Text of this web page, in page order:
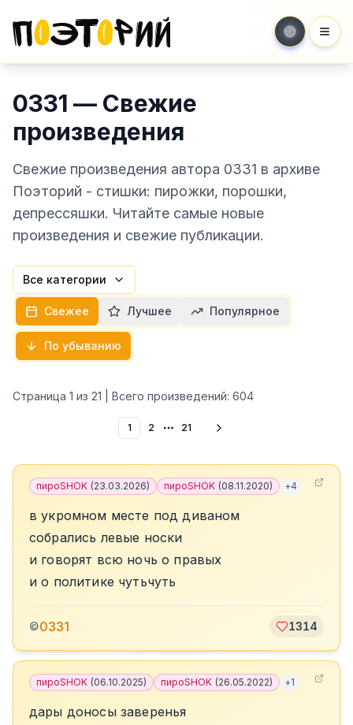
0331 — Свежие
произведения
Свежие произведения автора 0331 в архиве
Поэторий - стишки: пирожки, порошки,
депрессяшки. Читайте самые новые
произведения и свежие публикации.
Все категории
Свежее Лучшее Популярное
По убыванию
Страница 1 из 21 | Всего произведений: 604
1 2 More pages
21
пироSHOK (23.03.2026) пироSHOK (08.11.2020) +4
в укромном месте под диваном
собрались левые носки
и говорят всю ночь о правых
и о политике чутьчуть
©0331 1314
пироSHOK (06.10.2025) пироSHOK (26.05.2022) +1
дары доносы заверенья